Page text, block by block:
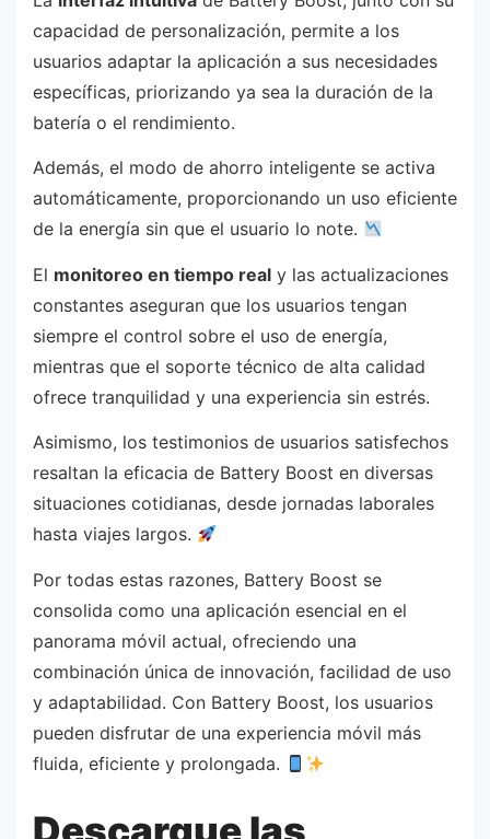
capacidad de personalización, permite a los
usuarios adaptar la aplicación a sus necesidades
específicas, priorizando ya sea la duración de la
batería o el rendimiento.
Además, el modo de ahorro inteligente se activa
automáticamente, proporcionando un uso eficiente
de la energía sin que el usuario lo note.
El monitoreo en tiempo real y las actualizaciones
constantes aseguran que los usuarios tengan
siempre el control sobre el uso de energía,
mientras que el soporte técnico de alta calidad
ofrece tranquilidad y una experiencia sin estrés.
Asimismo, los testimonios de usuarios satisfechos
resaltan la eficacia de Battery Boost en diversas
situaciones cotidianas, desde jornadas laborales
hasta viajes largos.
Por todas estas razones, Battery Boost se
consolida como una aplicación esencial en el
panorama móvil actual, ofreciendo una
combinación única de innovación, facilidad de uso
y adaptabilidad. Con Battery Boost, los usuarios
pueden disfrutar de una experiencia móvil más
fluida, eficiente y prolongada.
Descargue las